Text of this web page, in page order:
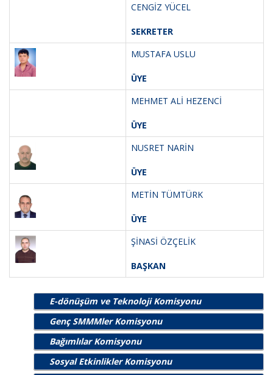
CENGİZ YÜCEL
SEKRETER
MUSTAFA USLU
ÜYE
MEHMET ALİ HEZENCİ
ÜYE
NUSRET NARİN
ÜYE
METİN TÜMTÜRK
ÜYE
ŞİNASİ ÖZÇELİK
BAŞKAN
E-dönüşüm ve Teknoloji Komisyonu
Genç SMMMler Komisyonu
Bağımlılar Komisyonu
Sosyal Etkinlikler Komisyonu